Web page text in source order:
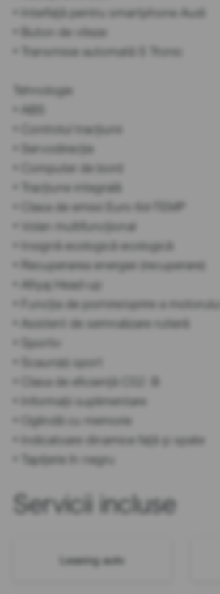
• Interfață pentru smartphone Audi
• Buton de viteze
• Transmisie automată S Tronic
Tehnologie
• ABS
• Controlul tracțiunii
• Servodirecție
• Computer de bord
• Tracțiune integrală
• Clasa de emisii Euro 6d-TEMP
• Volan multifuncțional
• Insignă ecologică ecologică
• Recuperarea energiei (recuperare)
• Afișaj Head-up
• Funcția de pornire/oprire a motorului
• Asistent de semnalizare rutieră
• Sportiv
• Scaun(e) sport
• Clasa de eficiență C02: B
• Informații suplimentare
• Oglindă cu memorie
• Indicatoare dinamice față și spate
• Tapițerie în negru
Servicii incluse
Leasing auto